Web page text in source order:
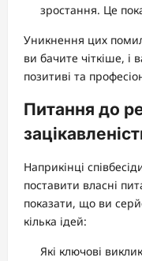
зростання. Це
Уникнення цих
ви бачите чіткіше, і
позитиві та
Питання до
Наприкінці
поставити власні
показати, що ви
кілька ідей:
Які ключові